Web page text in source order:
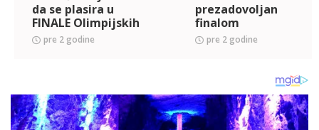
da se plasira u
FINALE Olimpijskih
igara!
pre 2 godine
prezadovoljan
finalom
pre 2 godine